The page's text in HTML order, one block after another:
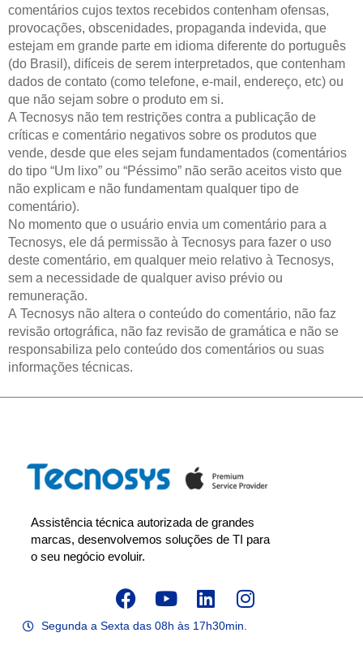
comentários cujos textos recebidos contenham ofensas,
provocações, obscenidades, propaganda indevida, que
estejam em grande parte em idioma diferente do português
(do Brasil), difíceis de serem interpretados, que contenham
dados de contato (como telefone, e-mail, endereço, etc) ou
que não sejam sobre o produto em si.
A Tecnosys não tem restrições contra a publicação de
críticas e comentário negativos sobre os produtos que
vende, desde que eles sejam fundamentados (comentários
do tipo “Um lixo” ou “Péssimo” não serão aceitos visto que
não explicam e não fundamentam qualquer tipo de
comentário).
No momento que o usuário envia um comentário para a
Tecnosys, ele dá permissão à Tecnosys para fazer o uso
deste comentário, em qualquer meio relativo à Tecnosys,
sem a necessidade de qualquer aviso prévio ou
remuneração.
A Tecnosys não altera o conteúdo do comentário, não faz
revisão ortográfica, não faz revisão de gramática e não se
responsabiliza pelo conteúdo dos comentários ou suas
informações técnicas.
Assistência técnica autorizada de grandes
marcas, desenvolvemos soluções de TI para
o seu negócio evoluir.
Segunda a Sexta das 08h às 17h30min.